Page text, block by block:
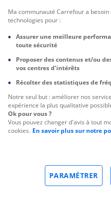
Ma communauté Carrefour a
technologies pour :
Assurer une meilleure
toute sécurité
Proposer des contenus et/ou
vos centres d’intérêts
Récolter des statistiques de
Notre seul but : améliorer nos
expérience la plus qualitative
Ok pour vous ?
Vous pouvez changer d'avis à tout
cookies. En savoir plus sur notre
PARAMÉTRER